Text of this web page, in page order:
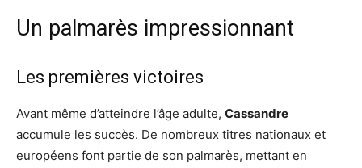
Un palmarès impressionnant
Les premières victoires
Avant même d’atteindre l’âge adulte, Cassandre
accumule les succès. De nombreux titres nationaux et
européens font partie de son palmarès, mettant en